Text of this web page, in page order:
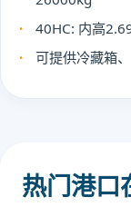
40HC: 内高
可提供冷藏箱
热门港口